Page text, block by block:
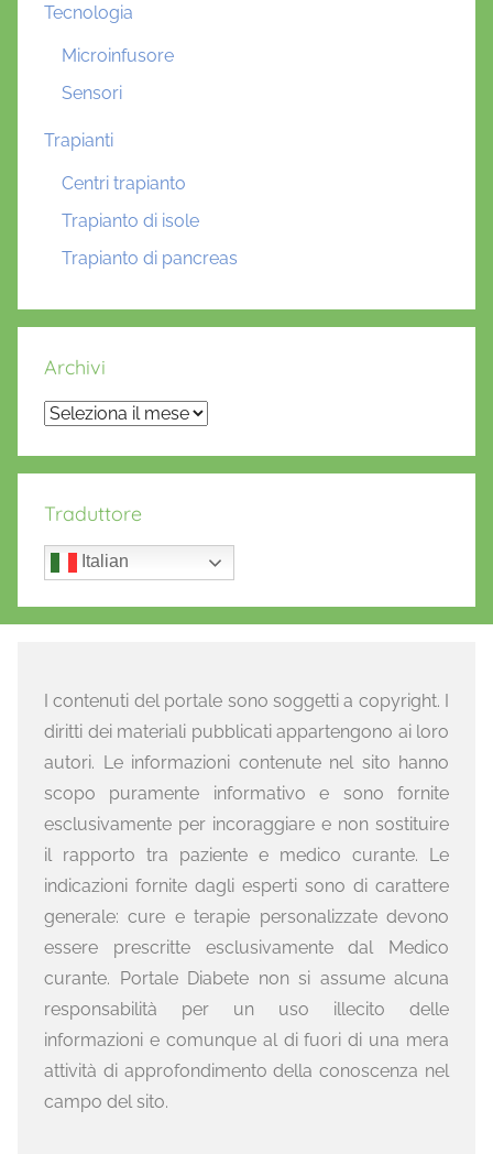
Tecnologia
Microinfusore
Sensori
Trapianti
Centri trapianto
Trapianto di isole
Trapianto di pancreas
Archivi
Archivi
Traduttore
Italian
I contenuti del portale sono soggetti a copyright. I
diritti dei materiali pubblicati appartengono ai loro
autori. Le informazioni contenute nel sito hanno
scopo puramente informativo e sono fornite
esclusivamente per incoraggiare e non sostituire
il rapporto tra paziente e medico curante. Le
indicazioni fornite dagli esperti sono di carattere
generale: cure e terapie personalizzate devono
essere prescritte esclusivamente dal Medico
curante. Portale Diabete non si assume alcuna
responsabilità per un uso illecito delle
informazioni e comunque al di fuori di una mera
attività di approfondimento della conoscenza nel
campo del sito.